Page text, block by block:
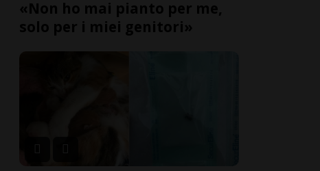
«Non ho mai pianto per me,
solo per i miei genitori»